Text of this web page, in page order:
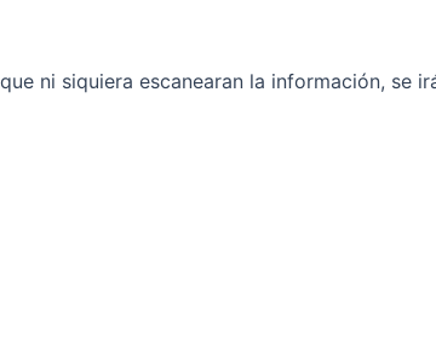
ni siquiera escanearan la información, se